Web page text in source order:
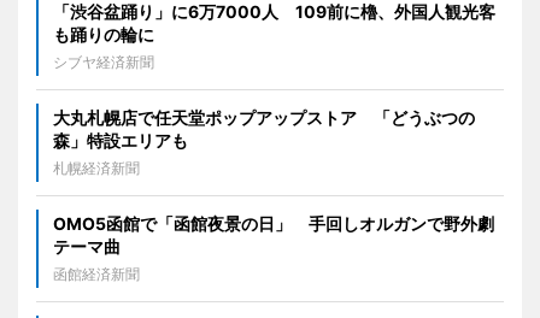
「渋谷盆踊り」に6万7000人 109前に櫓、外国人観光客
も踊りの輪に
シブヤ経済新聞
大丸札幌店で任天堂ポップアップストア 「どうぶつの
森」特設エリアも
札幌経済新聞
OMO5函館で「函館夜景の日」 手回しオルガンで野外劇
テーマ曲
函館経済新聞